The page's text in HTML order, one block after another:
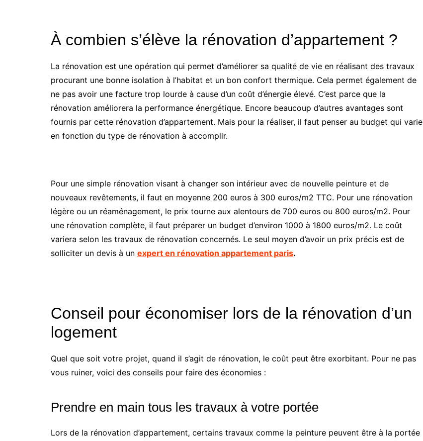
À combien s’élève la rénovation d’appartement ?
La rénovation est une opération qui permet d’améliorer sa qualité de vie en réalisant des travaux
procurant une bonne isolation à l’habitat et un bon confort thermique. Cela permet également de
ne pas avoir une facture trop lourde à cause d’un coût d’énergie élevé. C’est parce que la
rénovation améliorera la performance énergétique. Encore beaucoup d’autres avantages sont
fournis par cette rénovation d’appartement. Mais pour la réaliser, il faut penser au budget qui varie
en fonction du type de rénovation à accomplir.
Pour une simple rénovation visant à changer son intérieur avec de nouvelle peinture et de
nouveaux revêtements, il faut en moyenne 200 euros à 300 euros/m2 TTC. Pour une rénovation
légère ou un réaménagement, le prix tourne aux alentours de 700 euros ou 800 euros/m2. Pour
une rénovation complète, il faut préparer un budget d’environ 1000 à 1800 euros/m2. Le coût
variera selon les travaux de rénovation concernés. Le seul moyen d’avoir un prix précis est de
solliciter un devis à un expert en rénovation appartement paris.
Conseil pour économiser lors de la rénovation d’un
logement
Quel que soit votre projet, quand il s’agit de rénovation, le coût peut être exorbitant. Pour ne pas
vous ruiner, voici des conseils pour faire des économies :
Prendre en main tous les travaux à votre portée
Lors de la rénovation d’appartement, certains travaux comme la peinture peuvent être à la portée